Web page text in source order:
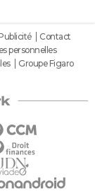
Contact
personnelles
Groupe Figaro